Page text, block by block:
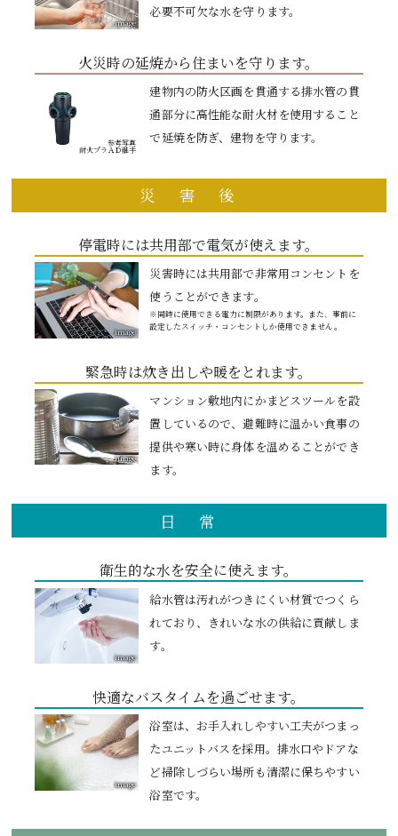
必要不可欠な水を守ります。
image
火災時の延焼から住まいを守ります。
建物内の防火区画を貫通する排水管の貫
通部分に高性能な耐火材を使用すること
で延焼を防ぎ、建物を守ります。
参考写真
耐火プラＡＤ継手
災害後
停電時には共用部で電気が使えます。
災害時には共用部で非常用コンセントを
使うことができます。
※同時に使用できる電力に制限があります。また、事前に
設定したスイッチ・コンセントしか使用できません。
image
緊急時は炊き出しや暖をとれます。
マンション敷地内にかまどスツールを設
置しているので、避難時に温かい食事の
提供や寒い時に身体を温めることができ
ます。
image
日常
衛生的な水を安全に使えます。
給水管は汚れがつきにくい材質でつくら
れており、きれいな水の供給に貢献しま
す。
image
快適なバスタイムを過ごせます。
浴室は、お手入れしやすい工夫がつまっ
たユニットバスを採用。排水口やドアな
ど掃除しづらい場所も清潔に保ちやすい
浴室です。
image